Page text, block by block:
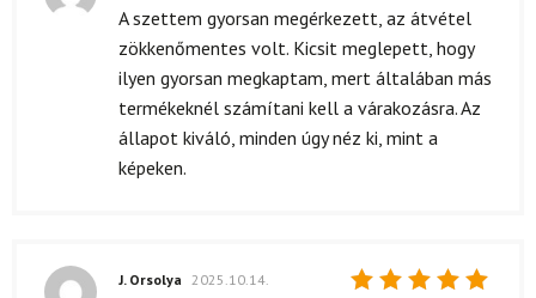
Értékelés:
/ 5
A szettem gyorsan megérkezett, az átvétel
zökkenőmentes volt. Kicsit meglepett, hogy
ilyen gyorsan megkaptam, mert általában más
termékeknél számítani kell a várakozásra. Az
állapot kiváló, minden úgy néz ki, mint a
képeken.
J. Orsolya 2025.10.14.